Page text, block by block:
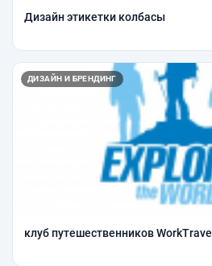
Дизайн этикетки колбасы
ДИЗАЙН И БРЕНДИНГ
клуб путешественников WorkTravel